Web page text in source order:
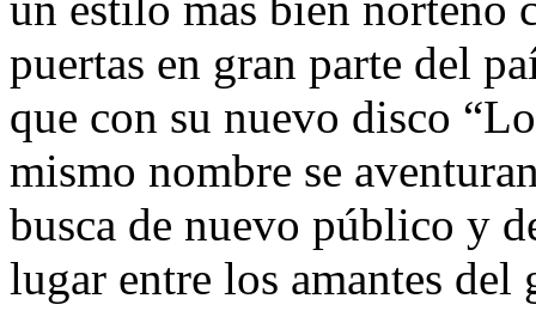
puertas en gran parte del
que con su nuevo disco
mismo nombre se
busca de nuevo público y
lugar entre los amantes del